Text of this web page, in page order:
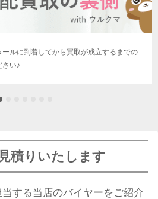
ルに到着してから買取が成立するまでの
さい♪
積りいたします
する当店のバイヤーをご紹介